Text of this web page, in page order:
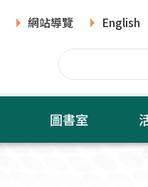
網站導覽 English
圖書室